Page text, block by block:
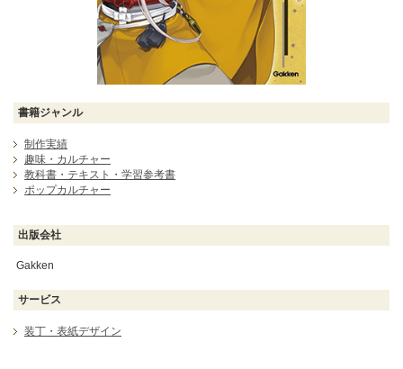
書籍ジャンル
制作実績
趣味・カルチャー
教科書・テキスト・学習参考書
ポップカルチャー
出版会社
Gakken
サービス
装丁・表紙デザイン